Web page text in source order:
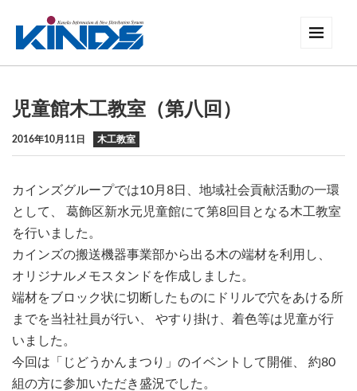
児童館木工教室（第八回）
2016年10月11日 木工教室
カインズグループでは10月8日、地域社会貢献活動の一環
として、 葛飾区新水元児童館にて第8回目となる木工教室
を行いました。
カインズの搬送機器事業部から出る木の端材を利用し、
オリジナルメモスタンドを作成しました。
端材をブロック状に切断したものにドリルで穴をあける所
までを当社社員が行い、 やすり掛け、着色等は児童が行
いました。
今回は「じどうかんまつり」のイベントして開催、 約80
組の方に参加いただき盛況でした。